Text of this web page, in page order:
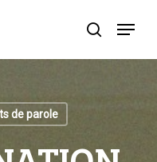
recherche
Menu
de parole